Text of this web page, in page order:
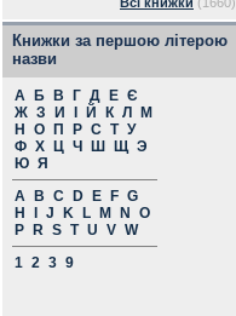
Книжки за першою літерою
назви
А Б В Г Д Е Є
Ж З И Й К Л
М
Н
О П Р С Т У
Ф Х Ц Ч Ш Щ Э
Ю Я
A
B C D E F G
H
J K L M N
O
P
R S T U V W
1 2 3 9